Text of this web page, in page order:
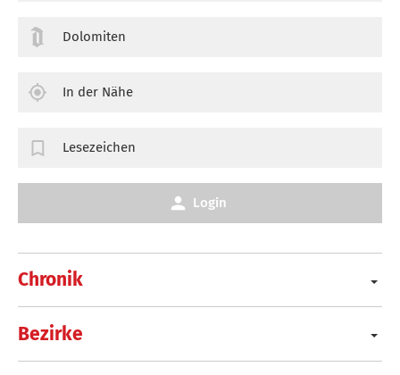
Chronik
Bezirke
Dolomiten
In der Nähe
Lesezeichen
Login